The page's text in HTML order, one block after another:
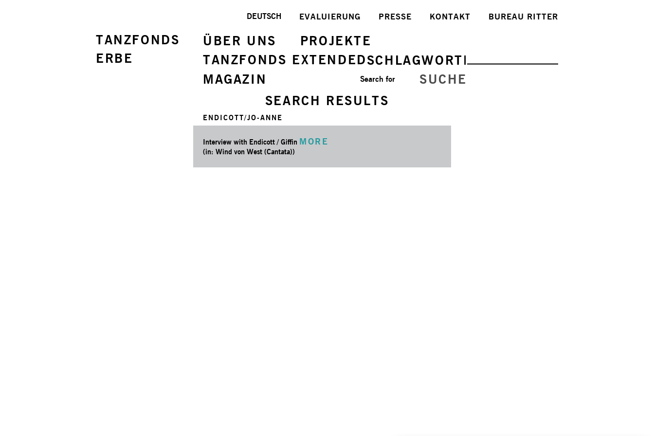
TANZFONDS
ERBE
BUREAU RITTER
KONTAKT
PRESSE
EVALUIERUNG
DEUTSCH
ÜBER UNS
PROJEKTE
TANZFONDS EXTENDEDSCHLAGWORTE
MAGAZIN
SUCHE
Search for
SEARCH RESULTS
ENDICOTT/JO-ANNE
Interview with Endicott / Giffin MORE
(in: Wind von West (Cantata))